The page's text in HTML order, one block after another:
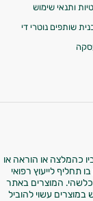
ותנאי שימוש
שותפים נוטרי די
כהמלצה או הוראה או
תחליף לייעוץ רפואי
המוצרים באתר
עשוי להוביל